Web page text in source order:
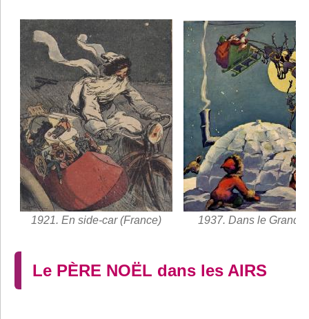
1921. En side-car (France) 1937. Dans le Grand
Le PÈRE NOËL dans les AIRS